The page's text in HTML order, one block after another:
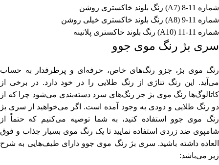
شماره 11-8 (A7) رنگ بلوند خاکستری روشن
شماره 11-9 (A8) رنگ بلوند خاکستری خیلی روشن
شماره 11-11 (A10) رنگ بلوند خاکستری پلاتینه
سری بژ رنگ موی جوو
رنگ موی بژ، جزو رنگ‌های خاص، حرفه‌ای و پرطرفدار به حساب
می‌آید. این رنگ تناژی از رنگ طلایی را در خود دارد. در برخی از
کاتالوگ‌ها رنگ موی بژ جز رنگ‌های سرد دسته‌بندی می‌شود چرا که از
دو رنگ طلایی و دودی به وجود آمده است. اگر می‌خواهید از سری بژ
رنگ موی جوو استفاده کنید، به شما توصیه می‌کنیم که حتماً از
شامپوی ضد زردی استفاده نمایید تا یک رنگ موی بسیار جذاب و فوق
العاده داشته باشید. سری بژ رنگ موی جوو دارای طیف‌هایی به شرح
زیر می‌باشد: